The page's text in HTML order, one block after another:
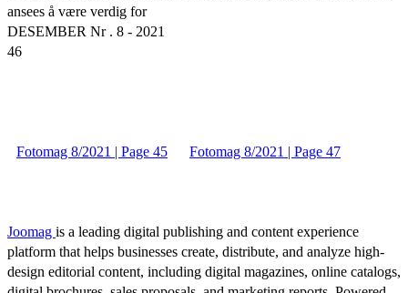
ansees å være verdig for
DESEMBER Nr . 8 - 2021
46
Fotomag 8/2021 | Page 45 Fotomag 8/2021 | Page 47
Joomag is a leading digital publishing and content experience
platform that helps businesses create, distribute, and analyze high-
design editorial content, including digital magazines, online catalogs,